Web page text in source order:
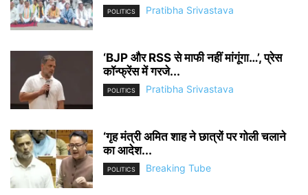
POLITICS Pratibha Srivastava
‘BJP और RSS से माफी नहीं मांगूंगा…’, प्रेस
कॉन्फ्रेंस में गरजे...
POLITICS Pratibha Srivastava
‘गृह मंत्री अमित शाह ने छात्रों पर गोली चलाने
का आदेश...
POLITICS Breaking Tube